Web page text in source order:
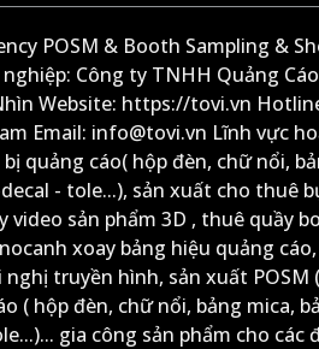
POSM & Booth Sampling &
Công ty TNHH Quảng
Website: https://tovi.vn
Email: info@tovi.vn Lĩnh vực
quảng cáo( hộp đèn, chữ nổi,
- tole...), sản xuất cho thuê
sản phẩm 3D , thuê quầy
xoay bảng hiệu quảng
truyền hình, sản xuất POSM
( hộp đèn, chữ nổi, bảng mica,
gia công sản phẩm cho các